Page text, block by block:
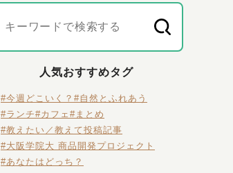
人気おすすめタグ
#今週どこいく？ #自然とふれあう
#ランチ#カフェ #まとめ
#教えたい／教えて投稿記事
#大阪学院大 商品開発プロジェクト
#あなたはどっち？